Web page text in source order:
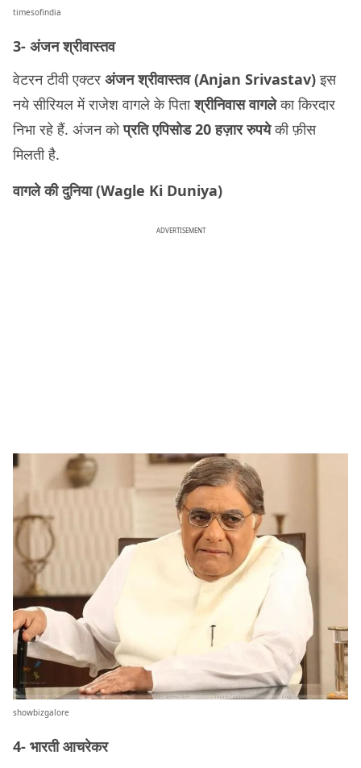
timesofindia
3- अंजन श्रीवास्तव
वेटरन टीवी एक्टर अंजन श्रीवास्तव (Anjan Srivastav)इस
नये सीरियल में राजेश वागले के पिताश्रीनिवास वागलेका किरदार
निभा रहे हैं. अंजन कोप्रति एपिसोड 20 हज़ार रुपयेकी फ़ीस
मिलती है.
वागले की दुनिया (Wagle Ki Duniya)
ADVERTISEMENT
showbizgalore
4- भारती आचरेकर